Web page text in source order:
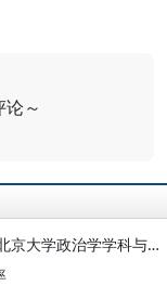
论～
金安平：中国近代社会转型的学术折射 ——北京大学政治学学科与学系的建立